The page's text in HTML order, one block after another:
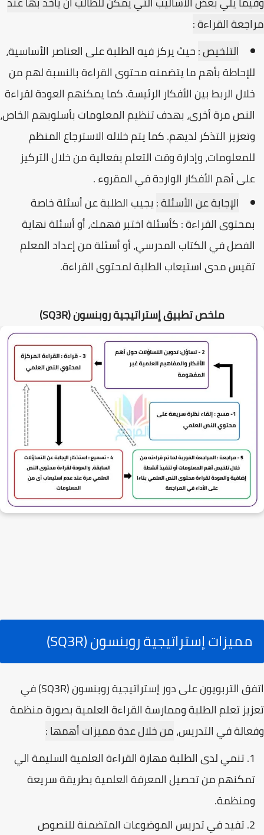
مراجعة القراءة :
التلخيص :حيث يركز فيه الطلبة على العناصر الأساسية،
للإحاطة بأهم ما يتضمنه محتوى القراءة بالنسبة لهم من
خلال الربط بين الأفكار الرئيسة. كما يمكنهم العودة لقراءة
النص مرة أخرى، بهدف تنظيم المعلومات بأسلوبهم الخاص،
وتعزيز التذكر لديهم. كما يتم خلاله الاسترجاع المنظم
للمعلومات، وإدارة وقت التعلم بفعالية من خلال التركيز
على أهم الأفكار الواردة في المقروء .
الإجابة عن الأسئلة :يجيب الطلبة عن أسئلة خاصة
بمحتوى القراءة : كأسئلة اختبر فهمك، أو أسئلة نهاية
الفصل في الكتاب المدرسي، أو أسئلة من إعداد المعلم
تقيس مدى استيعاب الطلبة لمحتوى القراءة.
ملخص تطبيق إستراتيجية روبنسون (SQ3R)
مميزات إستراتيجية روبنسون (SQ3R)
اتفق التربويون على دور إستراتيجية روبنسون (SQ3R) في
تعزيز تعلم الطلبة وممارسة القراءة العلمية بصورة منظمة
وفعالة في التدريس،من خلال عدة مميزات أهمها :
تنمي لدى الطلبة مهارة القراءة العلمية السليمة الي
تمكنهم من تحصيل المعرفة العلمية بطريقة سريعة
ومنظمة.
تفيد في تدريس الموضوعات المتضمنة للنصوص